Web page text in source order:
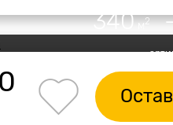
340м2